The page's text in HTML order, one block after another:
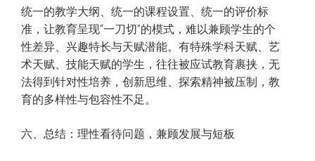
统一的教学大纲、统一的课程设置、统一的评价标
准，让教育呈现“一刀切”的模式，难以兼顾学生的个
性差异、兴趣特长与天赋潜能。有特殊学科天赋、艺
术天赋、技能天赋的学生，往往被应试教育裹挟，无
法得到针对性培养，创新思维、探索精神被压制，教
育的多样性与包容性不足。
六、总结：理性看待问题，兼顾发展与短板